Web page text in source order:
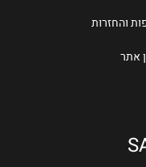
והחזרות
אתר